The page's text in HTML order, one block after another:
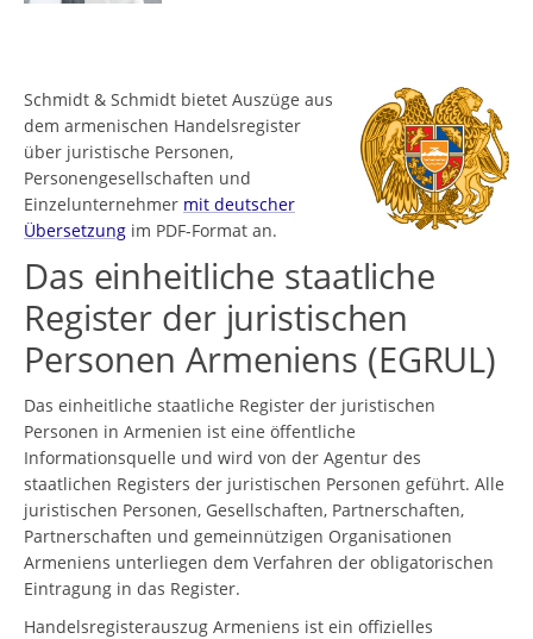
Schmidt & Schmidt bietet Auszüge aus
dem armenischen Handelsregister
über juristische Personen,
Personengesellschaften und
Einzelunternehmer mit deutscher
Übersetzung im PDF-Format an.
Das einheitliche staatliche
Register der juristischen
Personen Armeniens (EGRUL)
Das einheitliche staatliche Register der juristischen
Personen in Armenien ist eine öffentliche
Informationsquelle und wird von der Agentur des
staatlichen Registers der juristischen Personen geführt. Alle
juristischen Personen, Gesellschaften, Partnerschaften,
Partnerschaften und gemeinnützigen Organisationen
Armeniens unterliegen dem Verfahren der obligatorischen
Eintragung in das Register.
Handelsregisterauszug Armeniens ist ein offizielles